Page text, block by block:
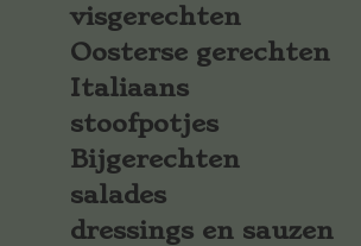
visgerechten
Oosterse gerechten
Italiaans
stoofpotjes
Bijgerechten
salades
dressings en sauzen